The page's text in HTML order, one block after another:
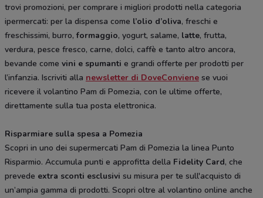
trovi promozioni, per comprare i migliori prodotti nella categoria
ipermercati: per la dispensa come l’olio d’oliva, freschi e
freschissimi, burro,formaggio, yogurt, salame, latte, frutta,
verdura, pesce fresco, carne, dolci, caffè e tanto altro ancora,
bevande come vini e spumanti e grandi offerte per prodotti per
l’infanzia. Iscriviti alla newsletter di DoveConviene se vuoi
ricevere il volantino Pam di Pomezia, con le ultime offerte,
direttamente sulla tua posta elettronica.
Risparmiare sulla spesa a Pomezia
Scopri in uno dei supermercati Pam di Pomezia la linea Punto
Risparmio. Accumula punti e approfitta della Fidelity Card, che
prevede extra sconti esclusivi su misura per te sull'acquisto di
un’ampia gamma di prodotti. Scopri oltre al volantino online anche